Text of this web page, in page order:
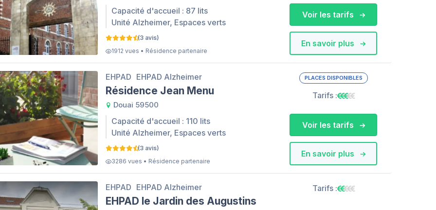
Capacité d'accueil : 87 lits
Unité Alzheimer, Espaces verts
(3 avis)
1912 vues • Résidence partenaire
En savoir plus
Voir les tarifs
EHPAD EHPAD Alzheimer
Résidence Jean Menu
Douai 59500
Capacité d'accueil : 110 lits
Unité Alzheimer, Espaces verts
(3 avis)
3286 vues • Résidence partenaire
PLACES DISPONIBLES
Tarifs :
En savoir plus
Voir les tarifs
EHPAD EHPAD Alzheimer
EHPAD le Jardin des Augustins
Tarifs :